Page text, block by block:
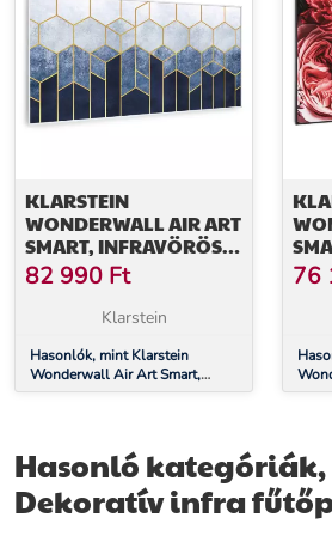
KLARSTEIN
WONDERWALL AIR ART
SMART, INFRAVÖRÖS
HŐSUGÁRZÓ, 120 X 60
CM, 700 W, KÉK CSÍK
82 990 Ft
Klarstein
Hasonlók, mint Klarstein
Wonderwall Air Art Smart,
infravörös hősugárzó, 120 x 60
CM,
76
Hasonló
Dekoratív infra